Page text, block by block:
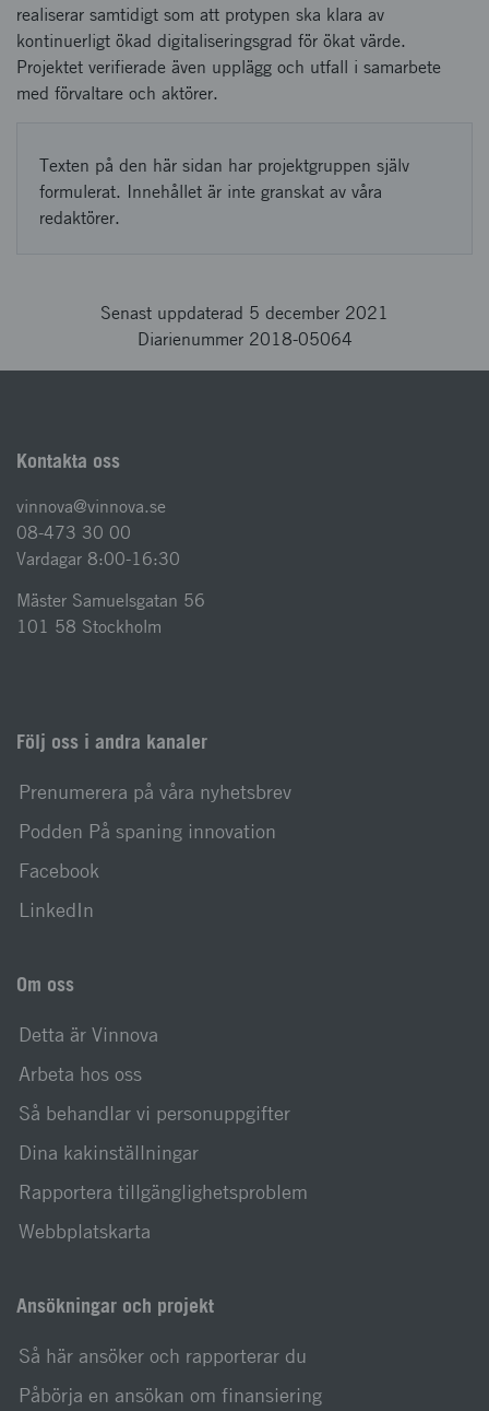
realiserar samtidigt som att protypen ska klara av
kontinuerligt ökad digitaliseringsgrad för ökat värde.
Projektet verifierade även upplägg och utfall i samarbete
med förvaltare och aktörer.
Texten på den här sidan har projektgruppen själv
formulerat. Innehållet är inte granskat av våra
redaktörer.
Senast uppdaterad 5 december 2021
Diarienummer 2018-05064
Kontakta oss
vinnova@vinnova.se
08-473 30 00
Vardagar 8:00-16:30
Mäster Samuelsgatan 56
101 58 Stockholm
Följ oss i andra kanaler
Prenumerera på våra nyhetsbrev
Podden På spaning innovation
Facebook
LinkedIn
Om oss
Detta är Vinnova
Arbeta hos oss
Så behandlar vi personuppgifter
Dina kakinställningar
Rapportera tillgänglighetsproblem
Webbplatskarta
Ansökningar och projekt
Så här ansöker och rapporterar du
Påbörja en ansökan om finansiering